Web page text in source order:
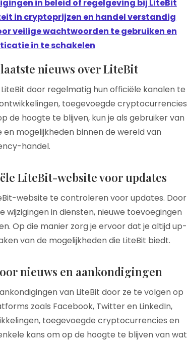
in beleid of regelgeving bij LiteBit
in cryptoprijzen en handel verstandig
veilige wachtwoorden te gebruiken en
in te schakelen
nieuws over LiteBit
door regelmatig hun officiële kanalen te
toegevoegde cryptocurrencies
de hoogte te blijven, kun je als gebruiker van
mogelijkheden binnen de wereld van
handel.
LiteBit-website voor updates
website te controleren voor updates. Door
in diensten, nieuwe toevoegingen
Op die manier zorg je ervoor dat je altijd up-
van de mogelijkheden die LiteBit biedt.
nieuws en aankondigingen
van LiteBit door ze te volgen op
zoals Facebook, Twitter en LinkedIn,
toegevoegde cryptocurrencies en
kans om op de hoogte te blijven van wat